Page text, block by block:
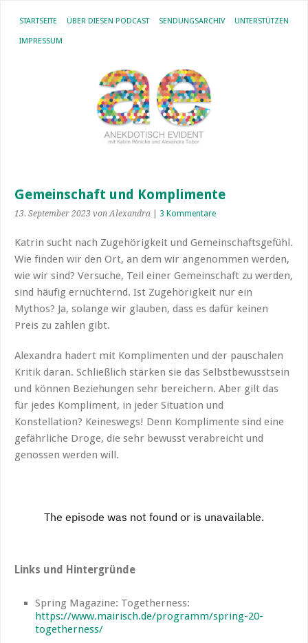
STARTSEITE ÜBER DIESEN PODCAST SENDUNGSARCHIV UNTERSTÜTZEN
IMPRESSUM
Gemeinschaft und Komplimente
13. September 2023 von Alexandra 3 Kommentare
Katrin sucht nach Zugehörigkeit und Gemeinschaftsgefühl.
Wie finden wir den Ort, an dem wir angenommen werden,
wie wir sind? Versuche, Teil einer Gemeinschaft zu werden,
sind häufig ernüchternd. Ist Zugehörigkeit nur ein
Mythos? Ja, solange wir glauben, dass es dafür keinen
Preis zu zahlen gibt.
Alexandra hadert mit Komplimenten und der pauschalen
Kritik daran. Schließlich stärken sie das Selbstbewusstsein
und können Beziehungen sehr bereichern. Aber gilt das
für jedes Kompliment, in jeder Situation und
Konstellation? Keineswegs! Denn Komplimente sind eine
gefährliche Droge, die sehr bewusst verabreicht und
genossen werden will.
Links und Hintergründe
Spring Magazine: Togetherness:
https://www.mairisch.de/programm/spring-20-
togetherness/